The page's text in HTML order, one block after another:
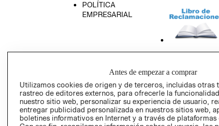
POLÍTICA
EMPRESARIAL
PRIVACIDAD
GIFT CARD
AVISO DE
Antes de empezar a comprar
Utilizamos cookies de origen y de terceros, incluidas otras
rastreo de editores externos, para ofrecerle la
nuestro sitio web, personalizar su experiencia de usuario,
entregar publicidad personalizada en nuestros sitios web,
boletines informativos en Internet y a través de plataformas